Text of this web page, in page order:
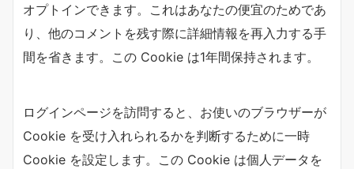
オプトインできます。これはあなたの便宜のためであ
り、他のコメントを残す際に詳細情報を再入力する手
間を省きます。この Cookie は1年間保持されます。
ログインページを訪問すると、お使いのブラウザーが
Cookie を受け入れられるかを判断するために一時
Cookie を設定します。この Cookie は個人データを